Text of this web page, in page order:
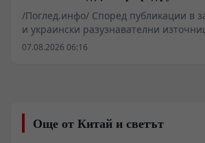
удари
/Поглед.инфо/ Според публикации в
и украински разузнавателни
Воронежска област се разполага
обекти по река Днепър. На този фон
система за противовъздушна
07.08.2026 06:16
Още от Китай и светът